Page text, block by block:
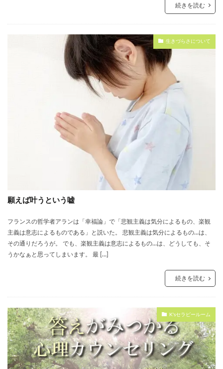
続きを読む
生きづらさについて
願えば叶うという嘘
フランスの哲学者アランは「幸福論」で「悲観主義は気分によるもの、楽観
主義は意志によるものである」と説いた。 悲観主義は気分によるもの…は、
その通りだろうが。 でも、楽観主義は意志によるもの…は、どうしても、そ
うかなぁと思ってしまいます。 最 […]
続きを読む
K'sセラピールーム